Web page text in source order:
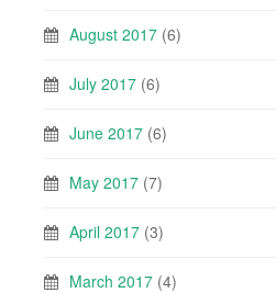
August 2017 (6)
July 2017 (6)
June 2017 (6)
May 2017 (7)
April 2017 (3)
March 2017 (4)